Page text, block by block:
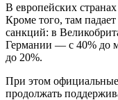
В европейских
Кроме того, там
санкций: в
Германии — с 40% до
до 20%.
При этом
продолжать